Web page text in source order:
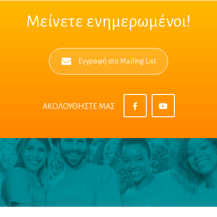
Μείνετε ενημερωμένοι!
Εγγραφή στο Mailing List
ΑΚΟΛΟΥΘΗΣΤΕ ΜΑΣ